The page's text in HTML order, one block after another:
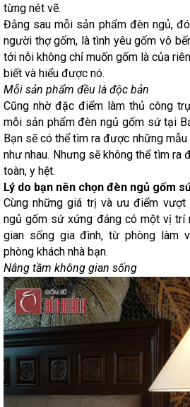
từng nét vẽ.
Đằng sau mỗi sản phẩm đèn ngủ,
người thợ gốm, là tình yêu gốm vô
tới nỗi không chỉ muốn gốm là của
biết và hiểu được nó.
Mỗi sản phẩm đều là độc bản
Cũng nhờ đặc điểm làm thủ công
mỗi sản phẩm đèn ngủ gốm sứ tại
Bạn sẽ có thể tìm ra được những
như nhau. Nhưng sẽ không thể tìm ra
toàn, y hệt.
Lý do bạn nên chọn đèn ngủ gốm
Cùng những giá trị và ưu điểm
ngủ gốm sứ xứng đáng có một vị trí
gian sống gia đình, từ phòng làm
phòng khách nhà bạn.
Nâng tầm không gian sống